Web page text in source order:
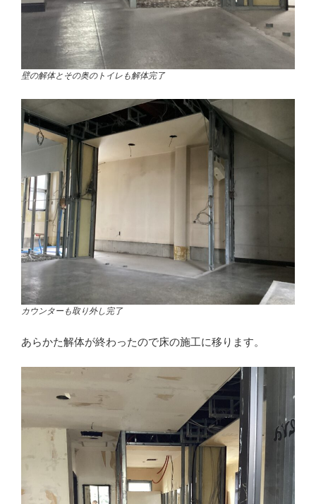
壁の解体とその奥のトイレも解体完了
カウンターも取り外し完了
あらかた解体が終わったので床の施工に移ります。